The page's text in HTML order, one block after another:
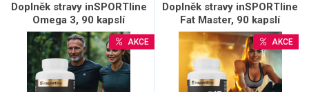
Doplněk stravy inSPORTline
Omega 3, 90 kapslí
AKCE
Doplněk stravy inSPORTline
Fat Master, 90 kapslí
AKCE